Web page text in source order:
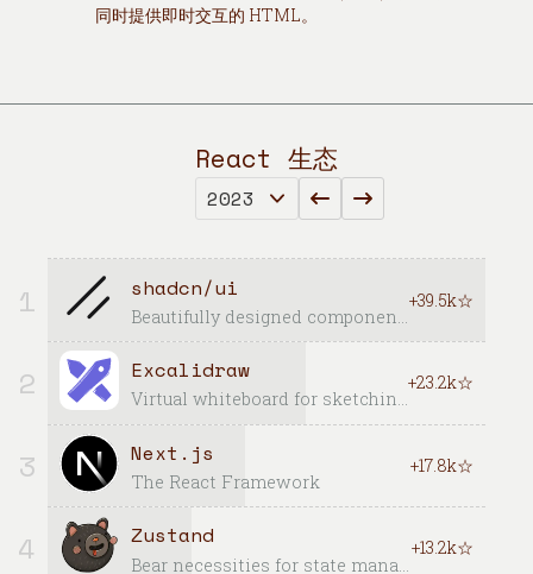
同时提供即时交互的 HTML。
React 生态
1 shadcn/ui
Beautifully designed components that you can copy and paste into your apps. Accessible. Customizable. Open Source.
+39.5k☆
2 Excalidraw
Virtual whiteboard for sketching hand-drawn like diagrams
+23.2k☆
3 Next.js
The React Framework
+17.8k☆
4 Zustand +13.2k☆